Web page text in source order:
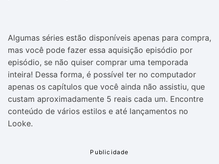
Algumas séries estão disponíveis apenas para compra,
mas você pode fazer essa aquisição episódio por
episódio, se não quiser comprar uma temporada
inteira! Dessa forma, é possível ter no computador
apenas os capítulos que você ainda não assistiu, que
custam aproximadamente 5 reais cada um. Encontre
conteúdo de vários estilos e até lançamentos no
Looke.